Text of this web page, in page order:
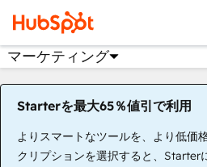
マーケティング
Starterを最大65％値引で利用
よりスマートなツールを、より低価
クリプションを選択すると、Starter